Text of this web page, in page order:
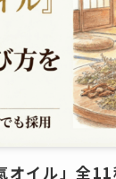
オイル」全